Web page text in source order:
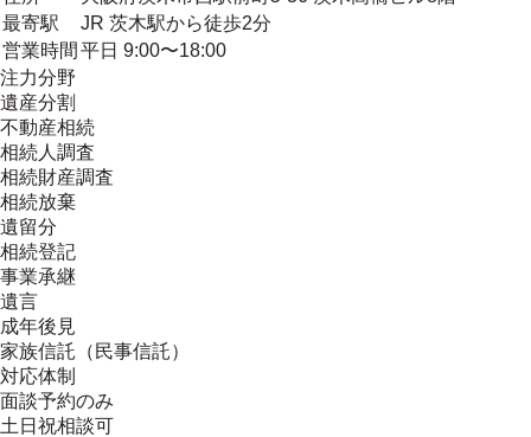
最寄駅
JR 茨木駅から徒歩2分
営業時間 平日 9:00〜18:00
注力分野
遺産分割
不動産相続
相続人調査
相続財産調査
相続放棄
遺留分
相続登記
事業承継
遺言
成年後見
家族信託（民事信託）
対応体制
面談予約のみ
土日祝相談可